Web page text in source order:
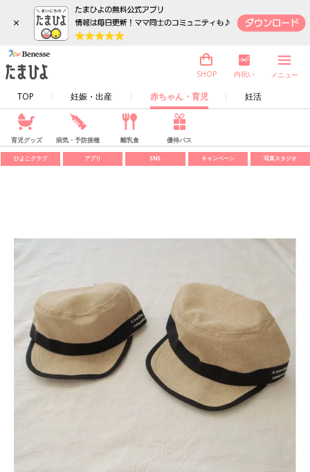
×
TOP 妊娠・出産 赤ちゃん・育児 妊活
SHOP 内祝い メニュー
育児グッズ 病気・予防接種 離乳食 優待パス
ひよこクラブ アプリ SNS キャンペーン 写真スタジオ